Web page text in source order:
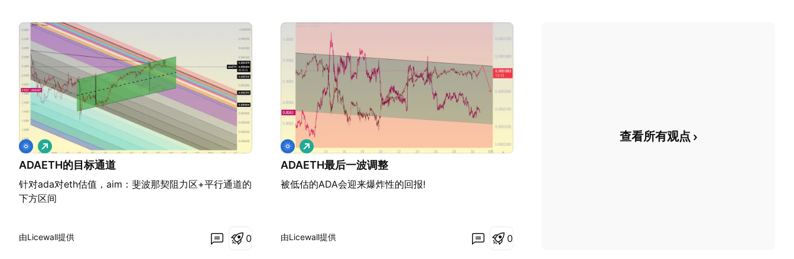
ADAETH的目标通道
针对ada对eth估值，aim：斐波那契阻力区+平行通道的
下方区间
做
多
由Licewall提供 0
ADAETH最后一波调整
被低估的ADA会迎来爆炸性的回报!
做
多
由Licewall提供 0
查看所有观点